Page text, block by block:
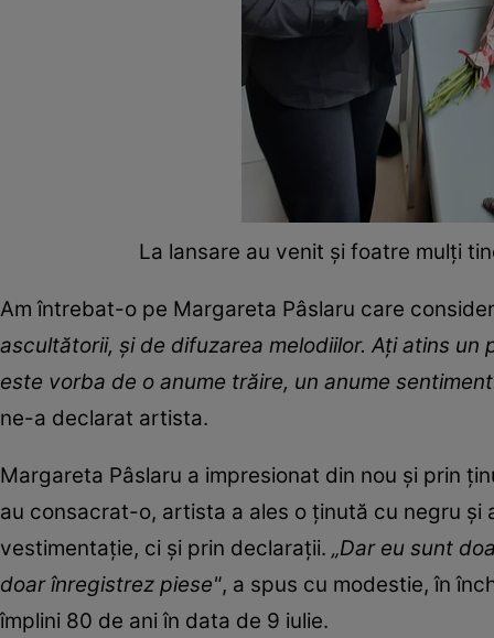
La lansare au venit şi foatre mulţi
Am întrebat-o pe Margareta Pâslaru care
ascultătorii, și de difuzarea melodiilor. Ați atins
este vorba de o anume trăire, un anume
ne-a declarat artista.
Margareta Pâslaru a impresionat din nou şi prin
au consacrat-o, artista a ales o ţinută cu negru
vestimentaţie, ci şi prin declaraţii. „Dar eu sunt
doar înregistrez piese", a spus cu modestie, în
împlini 80 de ani în data de 9 iulie.